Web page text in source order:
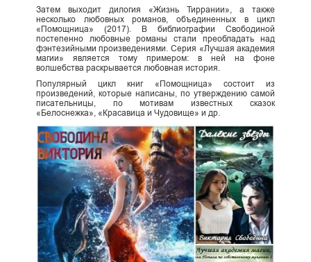
Затем выходит дилогия «Жизнь Тиррании», а также
несколько любовных романов, объединенных в цикл
«Помощница» (2017). В библиографии Свободиной
постепенно любовные романы стали преобладать над
фэнтезийными произведениями. Серия «Лучшая академия
магии» является тому примером: в ней на фоне
волшебства раскрывается любовная история.
Популярный цикл книг «Помощница» состоит из
произведений, которые написаны, по утверждению самой
писательницы, по мотивам известных сказок
«Белоснежка», «Красавица и Чудовище» и др.